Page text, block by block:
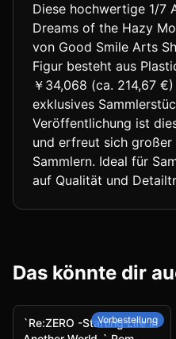
Diese hochwertige 1/7
Dreams of the Hazy
von Good Smile Arts
Figur besteht aus
￥34,068 (ca. 214,67
exklusives
Veröffentlichung ist
und erfreut sich großer
Sammlern. Ideal für
auf Qualität und
Das könnte dir
Vorbestellung
`Re:ZERO -Starting Life in